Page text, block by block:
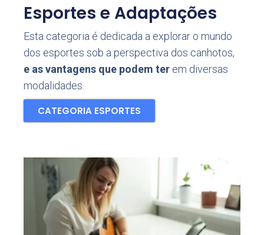
Esportes e Adaptações
Esta categoria é dedicada a explorar o mundo
dos esportes sob a perspectiva dos canhotos,
e as vantagens que podem ter em diversas
modalidades.
CATEGORIA ESPORTES